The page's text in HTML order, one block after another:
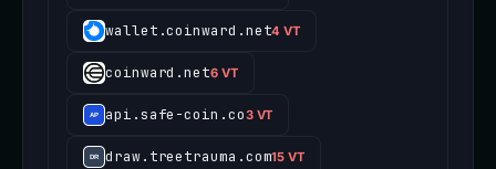
wallet.coinward.net4 VT
coinward.net6 VT
api.safe-coin.co3 VT
draw.treetrauma.com15 VT